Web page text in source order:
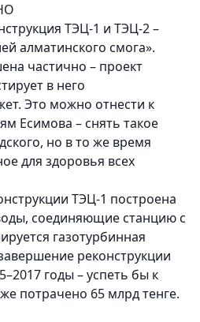
ТЭЦ-1 и ТЭЦ-2 –
алматинского смога».
частично – проект
в него
Это можно отнести к
Есимова – снять такое
но в то же время
для здоровья всех
ТЭЦ-1 построена
соединяющие станцию с
газотурбинная
реконструкции
годы – успеть бы к
потрачено 65 млрд тенге.